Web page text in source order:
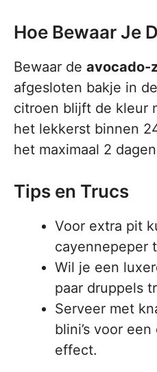
Hoe Bewaar Je
Bewaar de avocado-
afgesloten bakje in
citroen blijft de kleur
het lekkerst binnen
het maximaal 2
Tips en Trucs
Voor extra pit
cayennepeper
Wil je een
paar druppels
Serveer met
blini’s voor
effect.